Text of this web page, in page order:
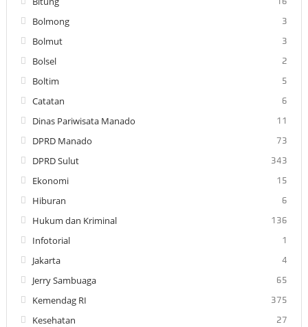
Bolmong 3
Bolmut 3
Bolsel 2
Boltim 5
Catatan 6
Dinas Pariwisata Manado 11
DPRD Manado 73
DPRD Sulut 343
Ekonomi 15
Hiburan 6
Hukum dan Kriminal 136
Infotorial 1
Jakarta 4
Jerry Sambuaga 65
Kemendag RI 375
Kesehatan 27